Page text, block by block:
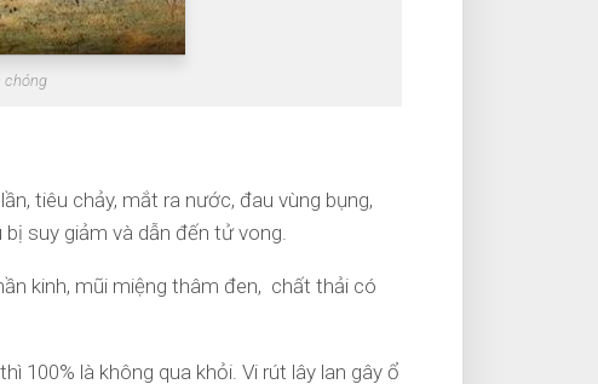
chóng
tiêu chảy, mắt ra nước, đau vùng bụng,
suy giảm và dẫn đến tử vong.
kinh, mũi miệng thâm đen, chất thải có
100% là không qua khỏi. Vi rút lây lan gây ổ